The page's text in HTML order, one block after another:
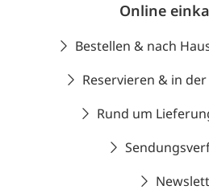
Online
Bestellen & nach
Reservieren & in
Rund um